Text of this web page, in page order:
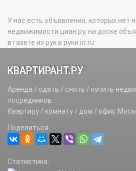
У нас есть объявления, которых нет
недвижимости циан.ру, на доске
в газете из рук в руки irr.ru
КВАРТИРАНТ.РУ
Аренда / сдать / снять / купить
посредников.
Квартиру / комнату / дом / офис
Поделиться:
Статистика: